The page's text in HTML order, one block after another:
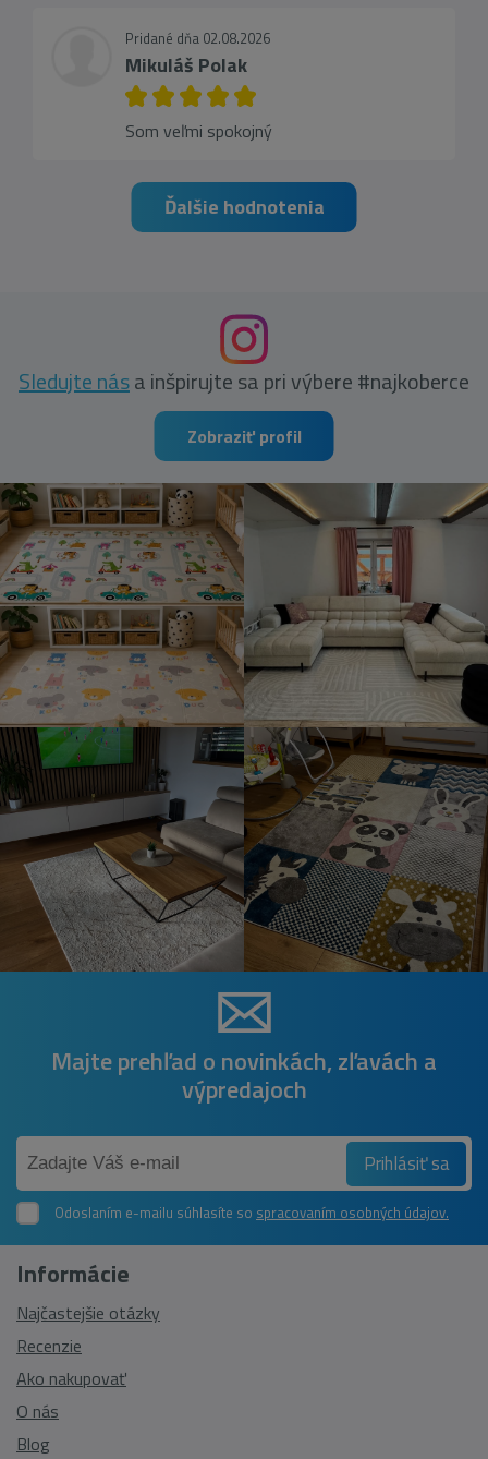
Pridané dňa 02.08.2026
Mikuláš Polak
Som veľmi spokojný
Ďalšie hodnotenia
Sledujte nása inšpirujte sa pri výbere #najkoberce
Zobraziť profil
Majte prehľad o novinkách, zľavách a
výpredajoch
Prihlásiť sa
Odoslaním e-mailu súhlasíte so spracovaním osobných údajov.
Informácie
Najčastejšie otázky
Recenzie
Ako nakupovať
O nás
Blog